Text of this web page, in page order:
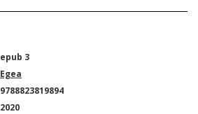
epub 3
Egea
9788823819894
2020